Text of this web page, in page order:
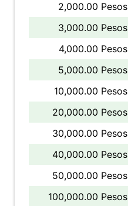
2,000.00 Pesos
3,000.00 Pesos
4,000.00 Pesos
5,000.00 Pesos
10,000.00 Pesos
20,000.00 Pesos
30,000.00 Pesos
40,000.00 Pesos
50,000.00 Pesos
100,000.00 Pesos